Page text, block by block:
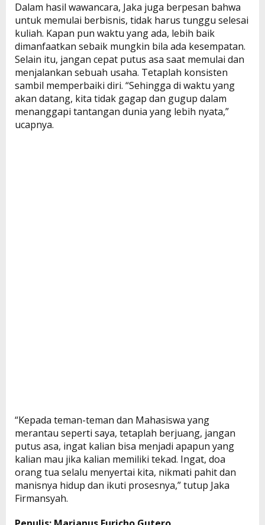
Dalam hasil wawancara, Jaka juga berpesan bahwa
untuk memulai berbisnis, tidak harus tunggu selesai
kuliah. Kapan pun waktu yang ada, lebih baik
dimanfaatkan sebaik mungkin bila ada kesempatan.
Selain itu, jangan cepat putus asa saat memulai dan
menjalankan sebuah usaha. Tetaplah konsisten
sambil memperbaiki diri. “Sehingga di waktu yang
akan datang, kita tidak gagap dan gugup dalam
menanggapi tantangan dunia yang lebih nyata,”
ucapnya.
“Kepada teman-teman dan Mahasiswa yang
merantau seperti saya, tetaplah berjuang, jangan
putus asa, ingat kalian bisa menjadi apapun yang
kalian mau jika kalian memiliki tekad. Ingat, doa
orang tua selalu menyertai kita, nikmati pahit dan
manisnya hidup dan ikuti prosesnya,” tutup Jaka
Firmansyah.